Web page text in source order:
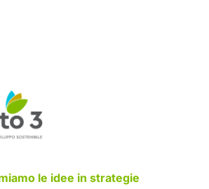
le idee in strategie